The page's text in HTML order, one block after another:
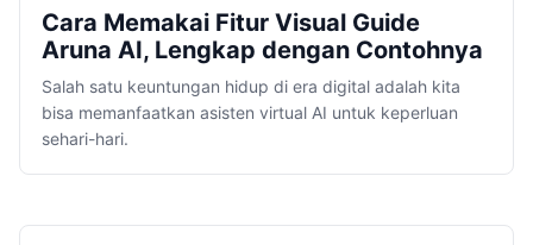
Cara Memakai Fitur Visual Guide
Aruna AI, Lengkap dengan Contohnya
Salah satu keuntungan hidup di era digital adalah kita
bisa memanfaatkan asisten virtual AI untuk keperluan
sehari-hari.